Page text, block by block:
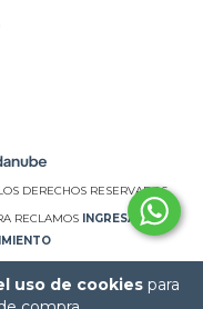
uso de cookiespara
DERECHOS RESERVADOS.
RECLAMOS
INGRESÁ ACÁ.